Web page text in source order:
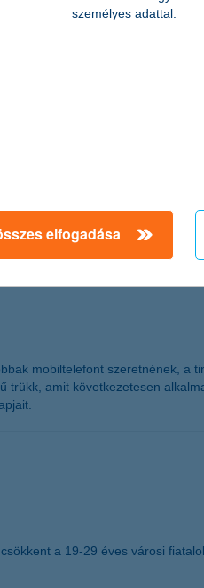
választott ki a 20 millió forintos
májtranszplantációra váró
mobiltelefont szeretnének, a
amit következetesen
a 19-29 éves városi
személyes adattal.
elfogadása